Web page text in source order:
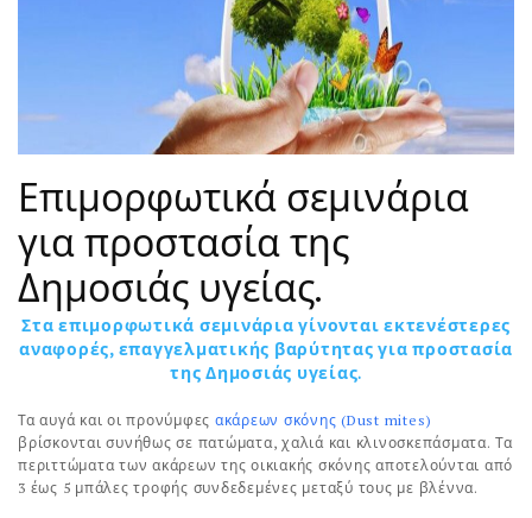
Επιμορφωτικά σεμινάρια
για προστασία της
Δημοσιάς υγείας.
Στα επιμορφωτικά σεμινάρια γίνονται εκτενέστερες
αναφορές, επαγγελματικής βαρύτητας για προστασία
της Δημοσιάς υγείας.
Τα αυγά και οι προνύμφες ακάρεων σκόνης (Dust mites)
βρίσκονται συνήθως σε πατώματα, χαλιά και κλινοσκεπάσματα. Τα
περιττώματα των ακάρεων της οικιακής σκόνης αποτελούνται από
3 έως 5 μπάλες τροφής συνδεδεμένες μεταξύ τους με βλέννα.